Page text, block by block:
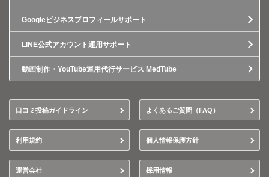
Googleビジネスプロフィールサポート
LINE公式アカウント運用サポート
動画制作・YouTube運用代行サービス MedTube
口コミ投稿ガイドライン よくあるご質問（FAQ）
利用規約 個人情報保護方針
運営会社 採用情報